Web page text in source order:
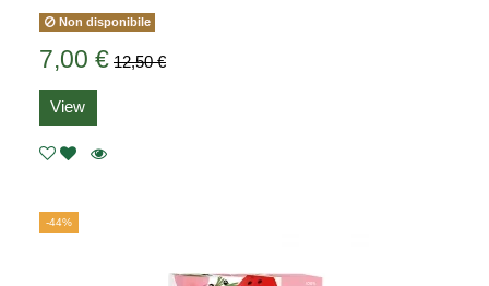
Non disponibile
7,00 € 12,50 €
View
-44%